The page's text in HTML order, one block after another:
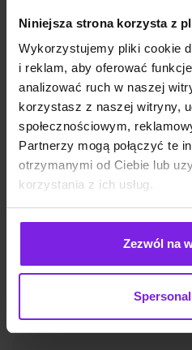
Niniejsza strona korzysta z
Wykorzystujemy pliki cookie
i reklam, aby oferować
analizować ruch w naszej
korzystasz z naszej witryny,
społecznościowym,
Partnerzy mogą połączyć te
otrzymanymi od Ciebie lub
korzystania z ich usług.
Zezwól na
Google Discover:
SEO